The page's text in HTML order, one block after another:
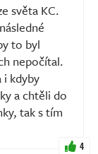
světa KC.
to byl
nepočítal.
i kdyby
a chtěli do
tak s tím
4